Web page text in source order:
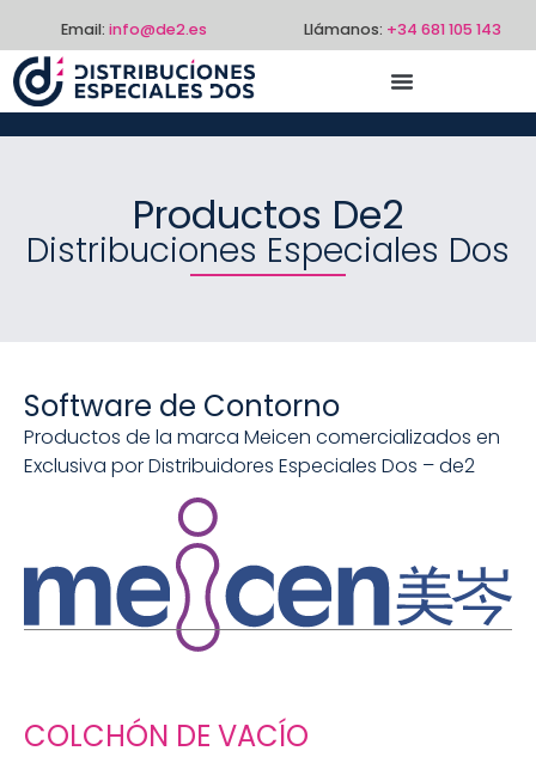
Email: info@de2.es Llámanos: +34 681 105 143
Productos De2
Distribuciones Especiales Dos
Software de Contorno
Productos de la marca Meicen comercializados en
Exclusiva por Distribuidores Especiales Dos – de2
COLCHÓN DE VACÍO